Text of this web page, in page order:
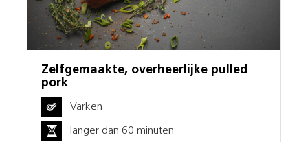
Zelfgemaakte, overheerlijke pulled
pork
Varken
langer dan 60 minuten